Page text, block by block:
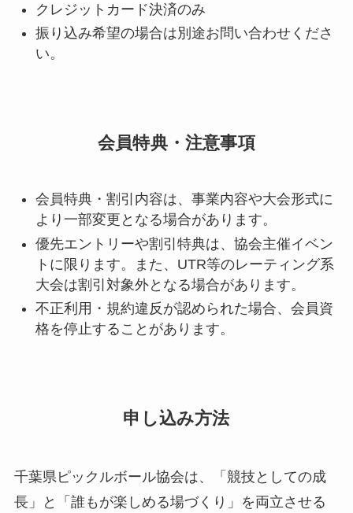
クレジットカード決済のみ
振り込み希望の場合は別途お問い合わせくださ
い。
会員特典・注意事項
会員特典・割引内容は、事業内容や大会形式に
より一部変更となる場合があります。
優先エントリーや割引特典は、協会主催イベン
トに限ります。また、UTR等のレーティング系
大会は割引対象外となる場合があります。
不正利用・規約違反が認められた場合、会員資
格を停止することがあります。
申し込み方法
千葉県ピックルボール協会は、「競技としての成
長」と「誰もが楽しめる場づくり」を両立させる